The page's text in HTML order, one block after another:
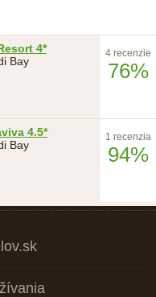
4*
Bay
4 recenzie
76%
4.5*
Bay
1 recenzia
94%